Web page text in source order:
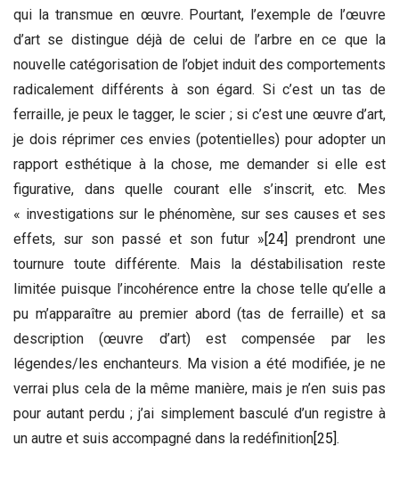
qui la transmue en œuvre. Pourtant, l’exemple de l’œuvre
d’art se distingue déjà de celui de l’arbre en ce que la
nouvelle catégorisation de l’objet induit des comportements
radicalement différents à son égard. Si c’est un tas de
ferraille, je peux le tagger, le scier ; si c’est une œuvre d’art,
je dois réprimer ces envies (potentielles) pour adopter un
rapport esthétique à la chose, me demander si elle est
figurative, dans quelle courant elle s’inscrit, etc. Mes
« investigations sur le phénomène, sur ses causes et ses
effets, sur son passé et son futur »[24] prendront une
tournure toute différente. Mais la déstabilisation reste
limitée puisque l’incohérence entre la chose telle qu’elle a
pu m’apparaître au premier abord (tas de ferraille) et sa
description (œuvre d’art) est compensée par les
légendes/les enchanteurs. Ma vision a été modifiée, je ne
verrai plus cela de la même manière, mais je n’en suis pas
pour autant perdu ; j’ai simplement basculé d’un registre à
un autre et suis accompagné dans la redéfinition[25].